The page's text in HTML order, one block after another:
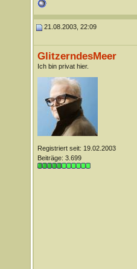
21.08.2003, 22:09
GlitzerndesMeer
Ich bin privat hier.
Registriert seit: 19.02.2003
Beiträge: 3.699